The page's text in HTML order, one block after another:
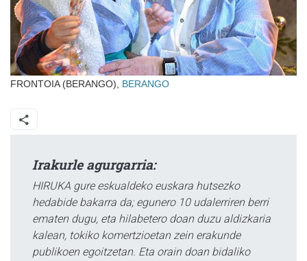
FRONTOIA (BERANGO), BERANGO
Irakurle agurgarria:
HIRUKA gure eskualdeko euskara hutsezko
hedabide bakarra da; egunero 10 udalerriren berri
ematen dugu, eta hilabetero doan duzu aldizkaria
kalean, tokiko komertzioetan zein erakunde
publikoen egoitzetan. Eta orain doan bidaliko